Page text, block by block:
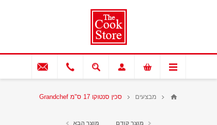
מבצעים סכין סנטוקו 17 ס"מ Grandchef
מוצר קודם מוצר הבא